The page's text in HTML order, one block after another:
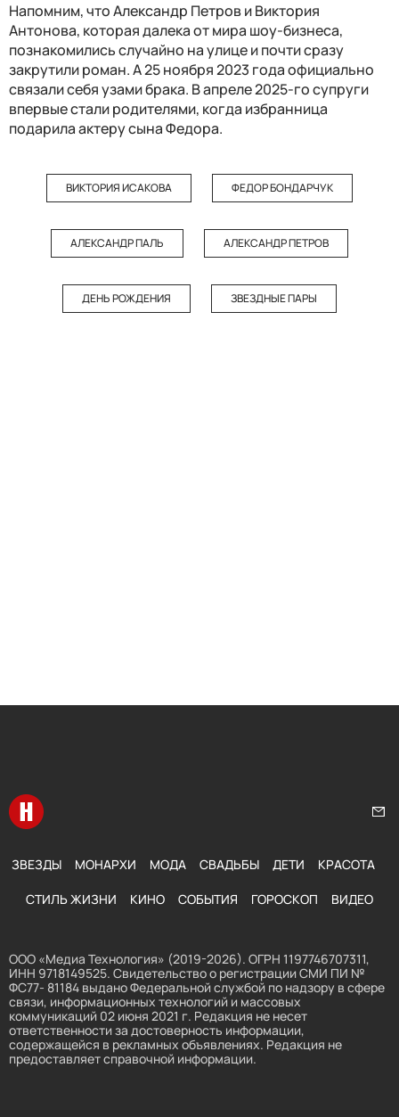
Напомним, что Александр Петров и Виктория
Антонова, которая далека от мира шоу-бизнеса,
познакомились случайно на улице и почти сразу
закрутили роман. А 25 ноября 2023 года официально
связали себя узами брака. В апреле 2025-го супруги
впервые стали родителями, когда избранница
подарила актеру сына Федора.
ВИКТОРИЯ ИСАКОВА ФЕДОР БОНДАРЧУК
АЛЕКСАНДР ПАЛЬ АЛЕКСАНДР ПЕТРОВ
ДЕНЬ РОЖДЕНИЯ ЗВЕЗДНЫЕ ПАРЫ
Перейти на главную
ЗВЕЗДЫ МОНАРХИ МОДА СВАДЬБЫ ДЕТИ КРАСОТА
СТИЛЬ ЖИЗНИ КИНО СОБЫТИЯ ГОРОСКОП ВИДЕО
ООО «Медиа Технология» (2019-2026). ОГРН 1197746707311,
ИНН 9718149525. Свидетельство о регистрации СМИ ПИ №
ФС77- 81184 выдано Федеральной службой по надзору в сфере
связи, информационных технологий и массовых
коммуникаций 02 июня 2021 г. Редакция не несет
ответственности за достоверность информации,
содержащейся в рекламных объявлениях. Редакция не
предоставляет справочной информации.